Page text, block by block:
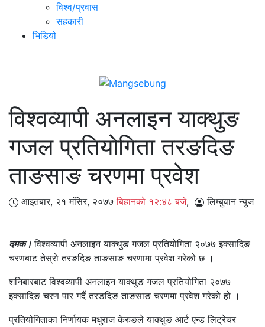
विश्व/प्रवास
सहकारी
भिडियो
विश्वव्यापी अनलाइन याक्थुङ
गजल प्रतियोगिता तरङदिङ
ताङसाङ चरणमा प्रवेश
आइतबार, २१ मंसिर, २०७७बिहानको १२:४८ बजे, लिम्बुवान न्युज
दमक।विश्वव्यापी अनलाइन याक्थुङ गजल प्रतियोगिता २०७७ इक्सादिङ
चरणबाट तेस्राे तरङदिङ ताङसाङ चरणामा प्रवेश गरेको छ ।
शनिबारबाट विश्वव्यापी अनलाइन याक्थुङ गजल प्रतियोगिता २०७७
इक्सादिङ चरण पार गर्दै तरङदिङ ताङसाङ चरणमा प्रवेश गरेको हो ।
प्रतियोगिताका निर्णायक मधुराज केरुङले याक्थुङ आर्ट एन्ड लिट्रेचर